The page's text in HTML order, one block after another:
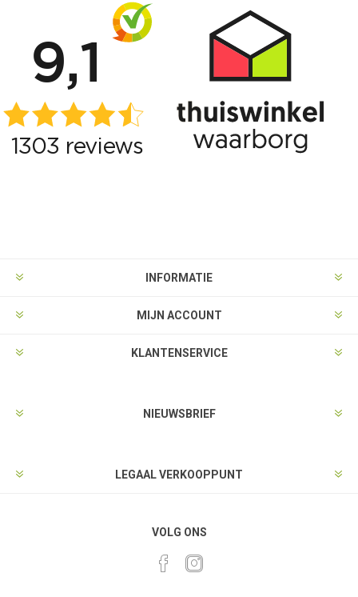
INFORMATIE
MIJN ACCOUNT
KLANTENSERVICE
NIEUWSBRIEF
LEGAAL VERKOOPPUNT
VOLG ONS